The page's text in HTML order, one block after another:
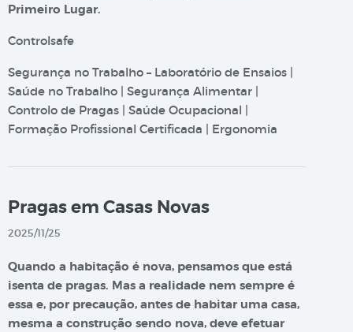
Primeiro Lugar.
Controlsafe
Segurança no Trabalho – Laboratório de Ensaios |
Saúde no Trabalho | Segurança Alimentar |
Controlo de Pragas | Saúde Ocupacional |
Formação Profissional Certificada | Ergonomia
Pragas em Casas Novas
2025/11/25
Quando a habitação é nova, pensamos que está
isenta de pragas. Mas a realidade nem sempre é
essa e, por precaução, antes de habitar uma casa,
mesma a construção sendo nova, deve efetuar